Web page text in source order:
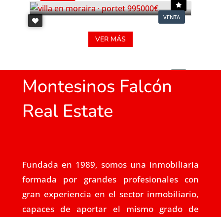
VENTA
VER MÁS
Montesinos Falcón
Real Estate
Fundada en 1989, somos una inmobiliaria
formada por grandes profesionales con
gran experiencia en el sector inmobiliario,
capaces de aportar el mismo grado de